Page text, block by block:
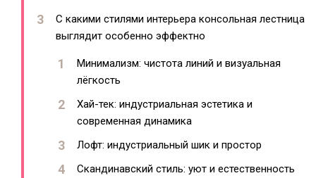
С какими стилями интерьера консольная лестница
выглядит особенно эффектно
Минимализм: чистота линий и визуальная
лёгкость
Хай-тек: индустриальная эстетика и
современная динамика
Лофт: индустриальный шик и простор
Скандинавский стиль: уют и естественность